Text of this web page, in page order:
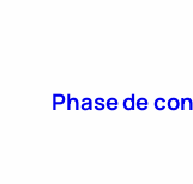
Phase de